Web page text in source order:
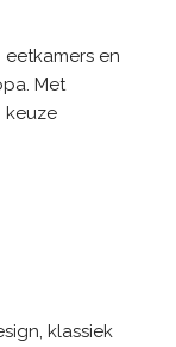
en
Met
keuze
klassiek